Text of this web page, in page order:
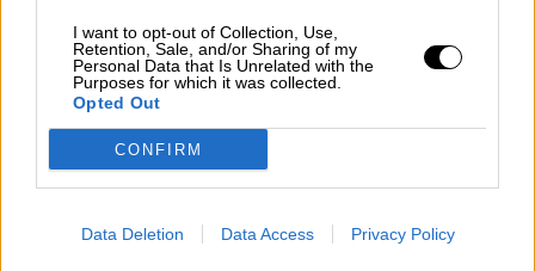
I want to opt-out of Collection, Use,
Retention, Sale, and/or Sharing of my
Personal Data that Is Unrelated with the
Purposes for which it was collected.
Opted Out
CONFIRM
Data Deletion Data Access Privacy Policy